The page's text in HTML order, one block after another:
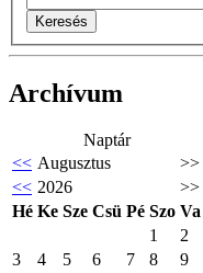
Archívum
Naptár
<< Augusztus
>>
<< 2026
>>
Hé Ke Sze Csü Pé Szo Va
1
2
3
4 5 6 7 8
9